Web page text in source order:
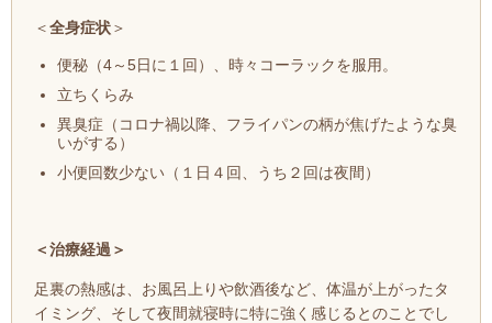
＜全身症状＞
便秘（4～5日に１回）、時々コーラックを服用。
立ちくらみ
異臭症（コロナ禍以降、フライパンの柄が焦げたような臭
いがする）
小便回数少ない（１日４回、うち２回は夜間）
＜治療経過 ＞
足裏の熱感は、お風呂上りや飲酒後など、体温が上がったタ
イミング、そして夜間就寝時に特に強く感じるとのことでし